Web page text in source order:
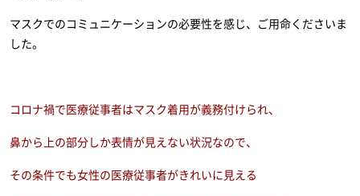
マスクでのコミュニケーションの必要性を感じ、ご用命くださいま
した。
コロナ禍で医療従事者はマスク着用が義務付けられ、
鼻から上の部分しか表情が見えない状況なので、
その条件でも女性の医療従事者がきれいに見える